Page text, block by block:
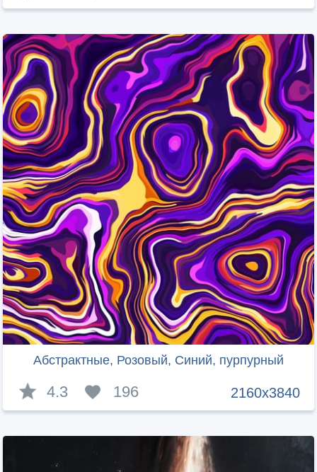
Абстрактные, Розовый, Синий, пурпурный
2160x3840
4.3 196